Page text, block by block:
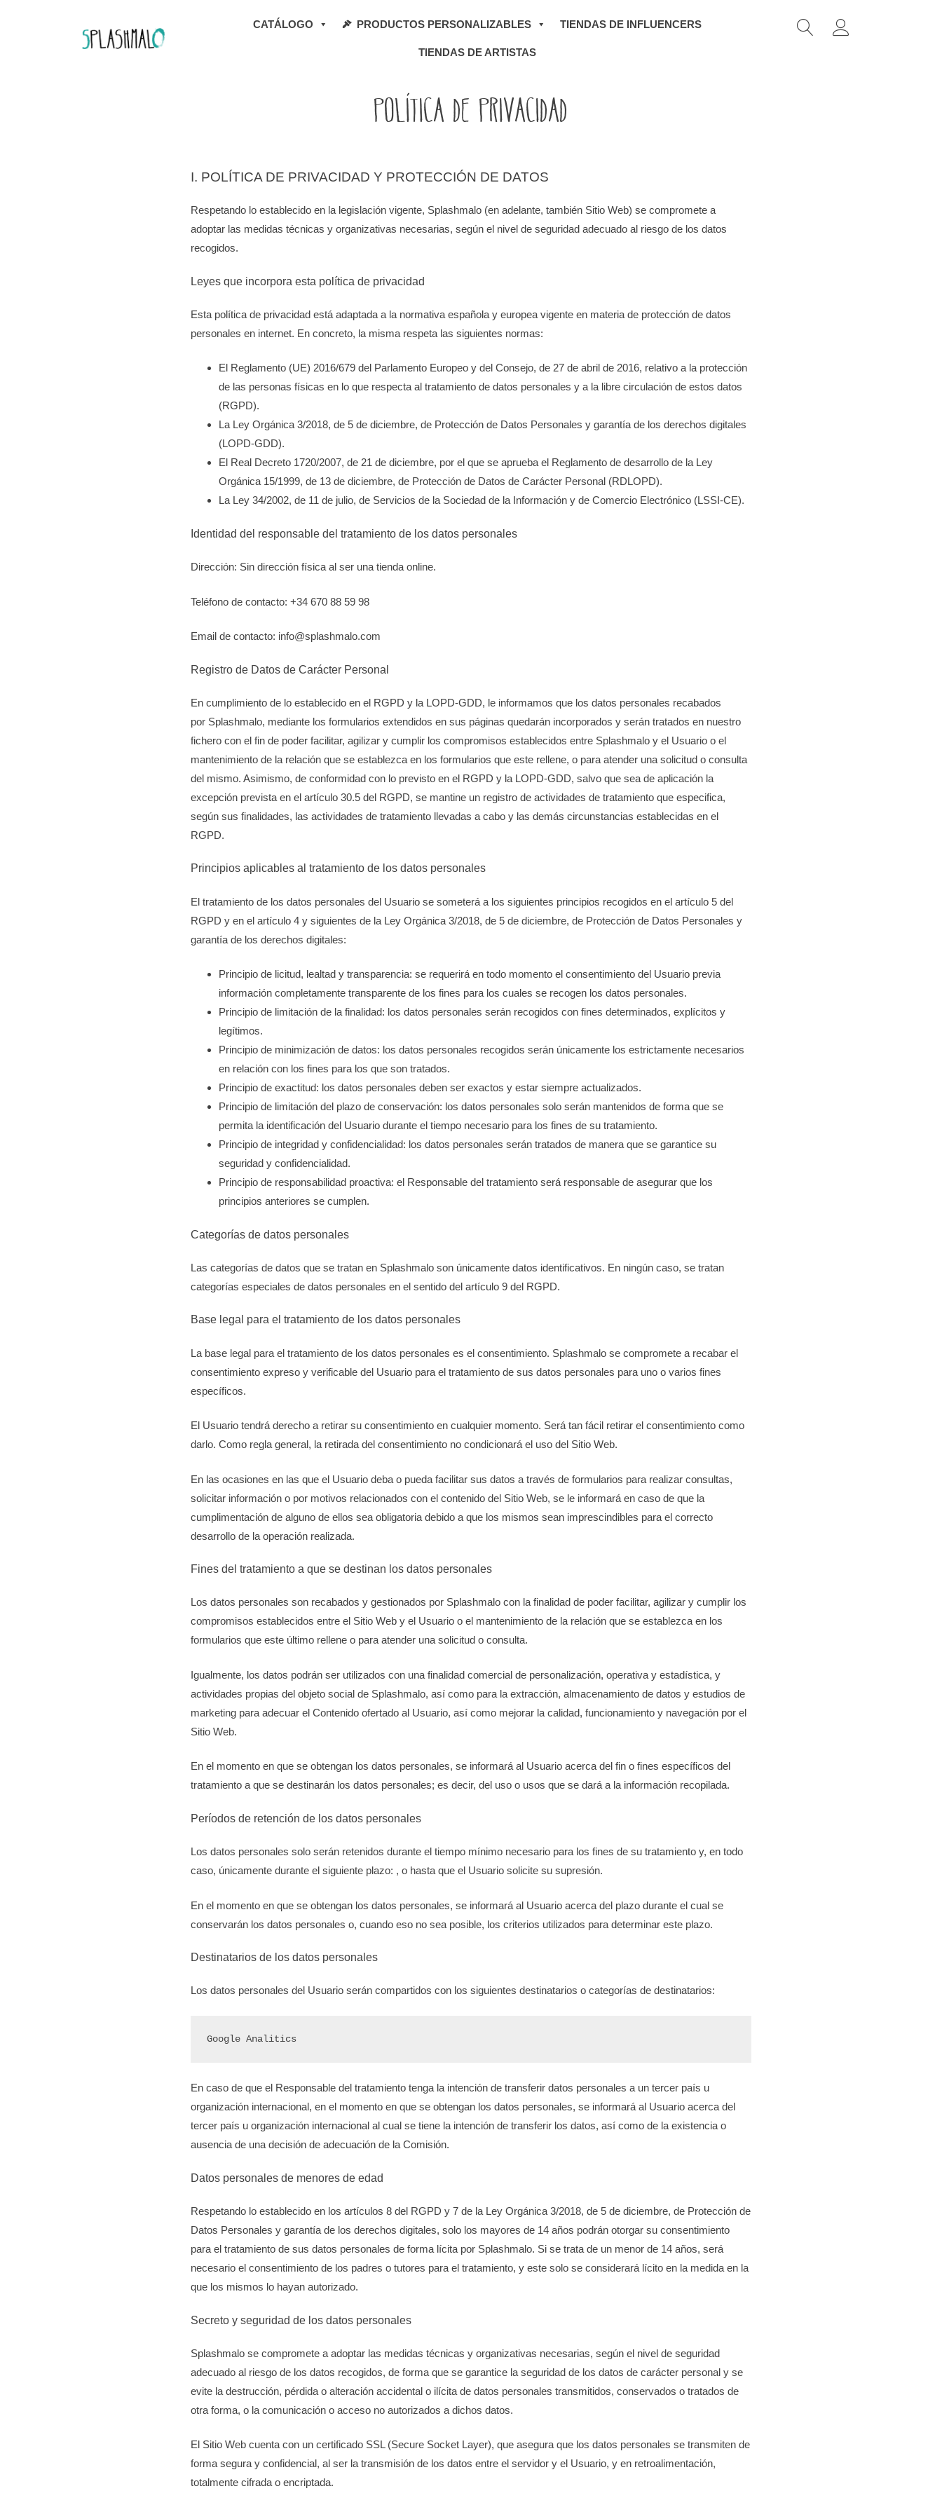
CATÁLOGO PRODUCTOS PERSONALIZABLES TIENDAS DE INFLUENCERS
TIENDAS DE ARTISTAS
Política de privacidad
I. POLÍTICA DE PRIVACIDAD Y PROTECCIÓN DE DATOS
Respetando lo establecido en la legislación vigente, Splashmalo (en adelante, también Sitio Web) se compromete a
adoptar las medidas técnicas y organizativas necesarias, según el nivel de seguridad adecuado al riesgo de los datos
recogidos.
Leyes que incorpora esta política de privacidad
Esta política de privacidad está adaptada a la normativa española y europea vigente en materia de protección de datos
personales en internet. En concreto, la misma respeta las siguientes normas:
El Reglamento (UE) 2016/679 del Parlamento Europeo y del Consejo, de 27 de abril de 2016, relativo a la protección
de las personas físicas en lo que respecta al tratamiento de datos personales y a la libre circulación de estos datos
(RGPD).
La Ley Orgánica 3/2018, de 5 de diciembre, de Protección de Datos Personales y garantía de los derechos digitales
(LOPD-GDD).
El Real Decreto 1720/2007, de 21 de diciembre, por el que se aprueba el Reglamento de desarrollo de la Ley
Orgánica 15/1999, de 13 de diciembre, de Protección de Datos de Carácter Personal (RDLOPD).
La Ley 34/2002, de 11 de julio, de Servicios de la Sociedad de la Información y de Comercio Electrónico (LSSI-CE).
Identidad del responsable del tratamiento de los datos personales
Dirección: Sin dirección física al ser una tienda online.
Teléfono de contacto: +34 670 88 59 98
Email de contacto: info@splashmalo.com
Registro de Datos de Carácter Personal
En cumplimiento de lo establecido en el RGPD y la LOPD-GDD, le informamos que los datos personales recabados
por Splashmalo, mediante los formularios extendidos en sus páginas quedarán incorporados y serán tratados en nuestro
fichero con el fin de poder facilitar, agilizar y cumplir los compromisos establecidos entre Splashmalo y el Usuario o el
mantenimiento de la relación que se establezca en los formularios que este rellene, o para atender una solicitud o consulta
del mismo. Asimismo, de conformidad con lo previsto en el RGPD y la LOPD-GDD, salvo que sea de aplicación la
excepción prevista en el artículo 30.5 del RGPD, se mantine un registro de actividades de tratamiento que especifica,
según sus finalidades, las actividades de tratamiento llevadas a cabo y las demás circunstancias establecidas en el
RGPD.
Principios aplicables al tratamiento de los datos personales
El tratamiento de los datos personales del Usuario se someterá a los siguientes principios recogidos en el artículo 5 del
RGPD y en el artículo 4 y siguientes de la Ley Orgánica 3/2018, de 5 de diciembre, de Protección de Datos Personales y
garantía de los derechos digitales:
Principio de licitud, lealtad y transparencia: se requerirá en todo momento el consentimiento del Usuario previa
información completamente transparente de los fines para los cuales se recogen los datos personales.
Principio de limitación de la finalidad: los datos personales serán recogidos con fines determinados, explícitos y
legítimos.
Principio de minimización de datos: los datos personales recogidos serán únicamente los estrictamente necesarios
en relación con los fines para los que son tratados.
Principio de exactitud: los datos personales deben ser exactos y estar siempre actualizados.
Principio de limitación del plazo de conservación: los datos personales solo serán mantenidos de forma que se
permita la identificación del Usuario durante el tiempo necesario para los fines de su tratamiento.
Principio de integridad y confidencialidad: los datos personales serán tratados de manera que se garantice su
seguridad y confidencialidad.
Principio de responsabilidad proactiva: el Responsable del tratamiento será responsable de asegurar que los
principios anteriores se cumplen.
Categorías de datos personales
Las categorías de datos que se tratan en Splashmalo son únicamente datos identificativos. En ningún caso, se tratan
categorías especiales de datos personales en el sentido del artículo 9 del RGPD.
Base legal para el tratamiento de los datos personales
La base legal para el tratamiento de los datos personales es el consentimiento. Splashmalo se compromete a recabar el
consentimiento expreso y verificable del Usuario para el tratamiento de sus datos personales para uno o varios fines
específicos.
El Usuario tendrá derecho a retirar su consentimiento en cualquier momento. Será tan fácil retirar el consentimiento como
darlo. Como regla general, la retirada del consentimiento no condicionará el uso del Sitio Web.
En las ocasiones en las que el Usuario deba o pueda facilitar sus datos a través de formularios para realizar consultas,
solicitar información o por motivos relacionados con el contenido del Sitio Web, se le informará en caso de que la
cumplimentación de alguno de ellos sea obligatoria debido a que los mismos sean imprescindibles para el correcto
desarrollo de la operación realizada.
Fines del tratamiento a que se destinan los datos personales
Los datos personales son recabados y gestionados por Splashmalo con la finalidad de poder facilitar, agilizar y cumplir los
compromisos establecidos entre el Sitio Web y el Usuario o el mantenimiento de la relación que se establezca en los
formularios que este último rellene o para atender una solicitud o consulta.
Igualmente, los datos podrán ser utilizados con una finalidad comercial de personalización, operativa y estadística, y
actividades propias del objeto social de Splashmalo, así como para la extracción, almacenamiento de datos y estudios de
marketing para adecuar el Contenido ofertado al Usuario, así como mejorar la calidad, funcionamiento y navegación por el
Sitio Web.
En el momento en que se obtengan los datos personales, se informará al Usuario acerca del fin o fines específicos del
tratamiento a que se destinarán los datos personales; es decir, del uso o usos que se dará a la información recopilada.
Períodos de retención de los datos personales
Los datos personales solo serán retenidos durante el tiempo mínimo necesario para los fines de su tratamiento y, en todo
caso, únicamente durante el siguiente plazo: , o hasta que el Usuario solicite su supresión.
En el momento en que se obtengan los datos personales, se informará al Usuario acerca del plazo durante el cual se
conservarán los datos personales o, cuando eso no sea posible, los criterios utilizados para determinar este plazo.
Destinatarios de los datos personales
Los datos personales del Usuario serán compartidos con los siguientes destinatarios o categorías de destinatarios:
Google Analitics
En caso de que el Responsable del tratamiento tenga la intención de transferir datos personales a un tercer país u
organización internacional, en el momento en que se obtengan los datos personales, se informará al Usuario acerca del
tercer país u organización internacional al cual se tiene la intención de transferir los datos, así como de la existencia o
ausencia de una decisión de adecuación de la Comisión.
Datos personales de menores de edad
Respetando lo establecido en los artículos 8 del RGPD y 7 de la Ley Orgánica 3/2018, de 5 de diciembre, de Protección de
Datos Personales y garantía de los derechos digitales, solo los mayores de 14 años podrán otorgar su consentimiento
para el tratamiento de sus datos personales de forma lícita por Splashmalo. Si se trata de un menor de 14 años, será
necesario el consentimiento de los padres o tutores para el tratamiento, y este solo se considerará lícito en la medida en la
que los mismos lo hayan autorizado.
Secreto y seguridad de los datos personales
Splashmalo se compromete a adoptar las medidas técnicas y organizativas necesarias, según el nivel de seguridad
adecuado al riesgo de los datos recogidos, de forma que se garantice la seguridad de los datos de carácter personal y se
evite la destrucción, pérdida o alteración accidental o ilícita de datos personales transmitidos, conservados o tratados de
otra forma, o la comunicación o acceso no autorizados a dichos datos.
El Sitio Web cuenta con un certificado SSL (Secure Socket Layer), que asegura que los datos personales se transmiten de
forma segura y confidencial, al ser la transmisión de los datos entre el servidor y el Usuario, y en retroalimentación,
totalmente cifrada o encriptada.